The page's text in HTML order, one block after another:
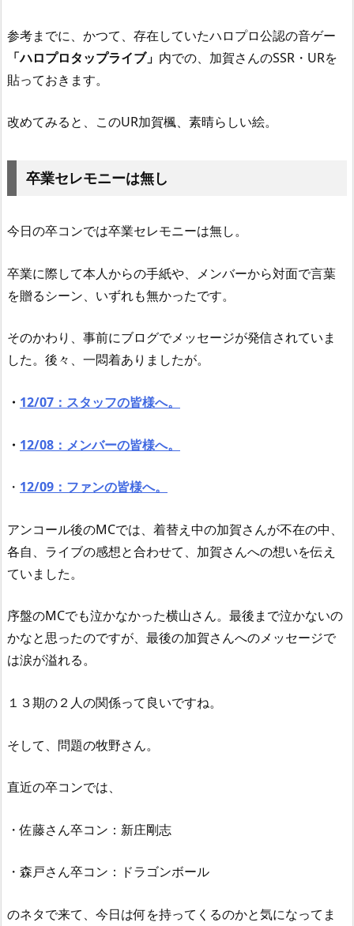
参考までに、かつて、存在していたハロプロ公認の音ゲー
「ハロプロタップライブ」 内での、加賀さんのSSR・URを
貼っておきます。
改めてみると、このUR加賀楓、素晴らしい絵。
卒業セレモニーは無し
今日の卒コンでは卒業セレモニーは無し。
卒業に際して本人からの手紙や、メンバーから対面で言葉
を贈るシーン、いずれも無かったです。
そのかわり、事前にブログでメッセージが発信されていま
した。後々、一悶着ありましたが。
・ 12/07：スタッフの皆様へ。
・ 12/08：メンバーの皆様へ。
・ 12/09：ファンの皆様へ。
アンコール後のMCでは、着替え中の加賀さんが不在の中、
各自、ライブの感想と合わせて、加賀さんへの想いを伝え
ていました。
序盤のMCでも泣かなかった横山さん。最後まで泣かないの
かなと思ったのですが、最後の加賀さんへのメッセージで
は涙が溢れる。
１３期の２人の関係って良いですね。
そして、問題の牧野さん。
直近の卒コンでは、
・佐藤さん卒コン：新庄剛志
・森戸さん卒コン：ドラゴンボール
のネタで来て、今日は何を持ってくるのかと気になってま